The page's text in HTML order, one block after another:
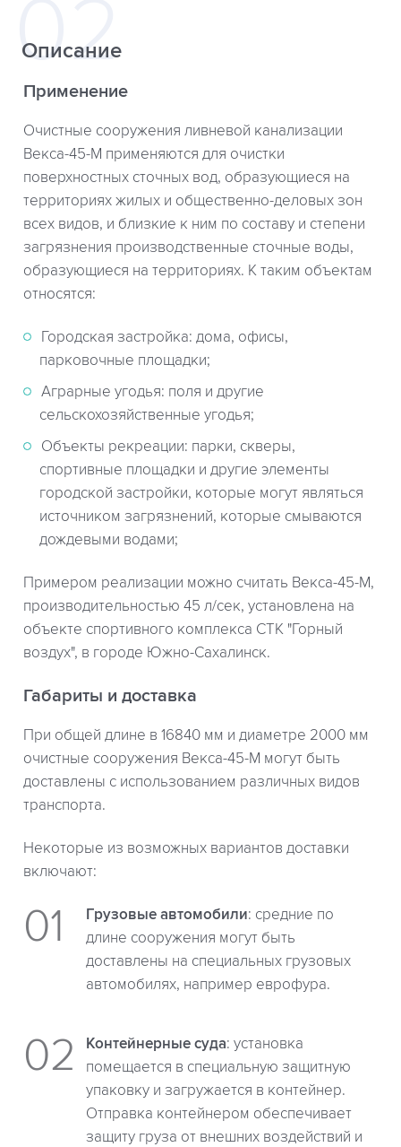
Описание
Применение
Очистные сооружения ливневой канализации
Векса-45-М применяются для очистки
поверхностных сточных вод, образующиеся на
территориях жилых и общественно-деловых зон
всех видов, и близкие к ним по составу и степени
загрязнения производственные сточные воды,
образующиеся на территориях. К таким объектам
относятся:
Городская застройка: дома, офисы,
парковочные площадки;
Аграрные угодья: поля и другие
сельскохозяйственные угодья;
Объекты рекреации: парки, скверы,
спортивные площадки и другие элементы
городской застройки, которые могут являться
источником загрязнений, которые смываются
дождевыми водами;
Примером реализации можно считать Векса-45-М,
производительностью 45 л/сек, установлена на
объекте спортивного комплекса СТК "Горный
воздух", в городе Южно-Сахалинск.
Габариты и доставка
При общей длине в 16840 мм и диаметре 2000 мм
очистные сооружения Векса-45-М могут быть
доставлены с использованием различных видов
транспорта.
Некоторые из возможных вариантов доставки
включают:
Грузовые автомобили: средние по
длине сооружения могут быть
доставлены на специальных грузовых
автомобилях, например еврофура.
Контейнерные суда: установка
помещается в специальную защитную
упаковку и загружается в контейнер.
Отправка контейнером обеспечивает
защиту груза от внешних воздействий и